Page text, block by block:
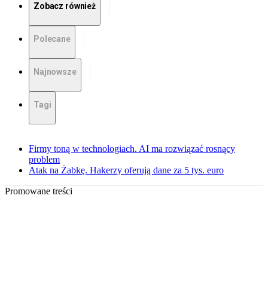
Zobacz również
Polecane
Najnowsze
Tagi
Firmy toną w technologiach. AI ma rozwiązać rosnący
problem
Atak na Żabkę. Hakerzy oferują dane za 5 tys. euro
Promowane treści